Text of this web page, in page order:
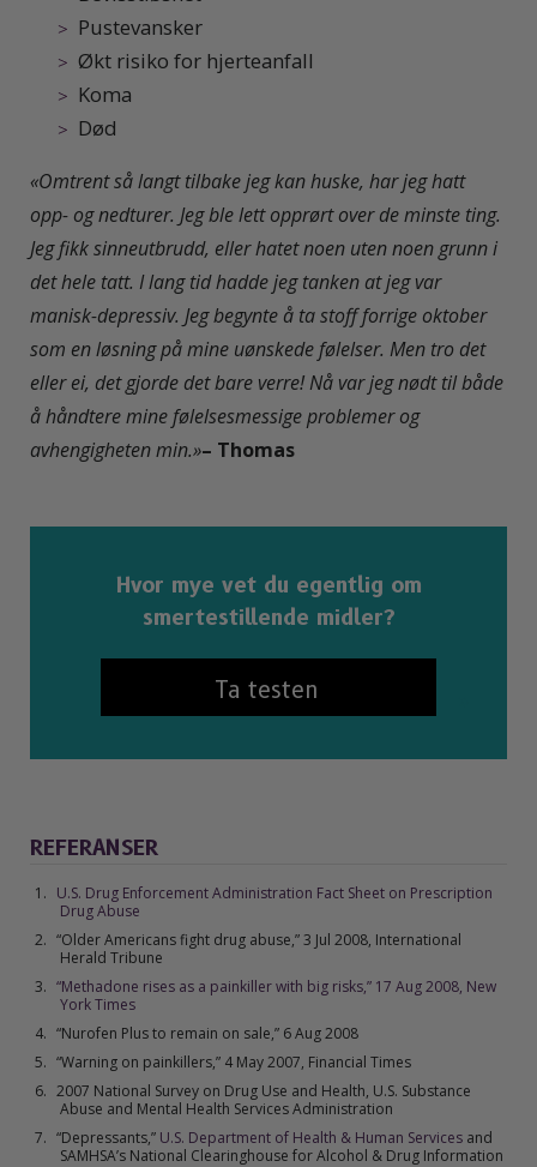
Pustevansker
Økt risiko for hjerteanfall
Koma
Død
«Omtrent så langt tilbake jeg kan huske, har jeg hatt
opp- og nedturer. Jeg ble lett opprørt over de minste ting.
Jeg fikk sinneutbrudd, eller hatet noen uten noen grunn i
det hele tatt. I lang tid hadde jeg tanken at jeg var
manisk-depressiv. Jeg begynte å ta stoff forrige oktober
som en løsning på mine uønskede følelser. Men tro det
eller ei, det gjorde det bare verre!Nå var jeg nødt til både
å håndtere mine følelsesmessige problemer og
avhengigheten min.»– Thomas
Hvor mye vet du egentlig om
smertestillende midler?
Ta testen
REFERANSER
U.S. Drug Enforcement Administration Fact Sheet on Prescription
Drug Abuse
“Older Americans fight drug abuse,” 3 Jul 2008, International
Herald Tribune
“Methadone rises as a painkiller with big risks,” 17 Aug 2008, New
York Times
“Nurofen Plus to remain on sale,” 6 Aug 2008
“Warning on painkillers,” 4 May 2007, Financial Times
2007 National Survey on Drug Use and Health, U.S. Substance
Abuse and Mental Health Services Administration
“Depressants,” U.S. Department of Health & Human Services and
SAMHSA’s National Clearinghouse for Alcohol & Drug Information